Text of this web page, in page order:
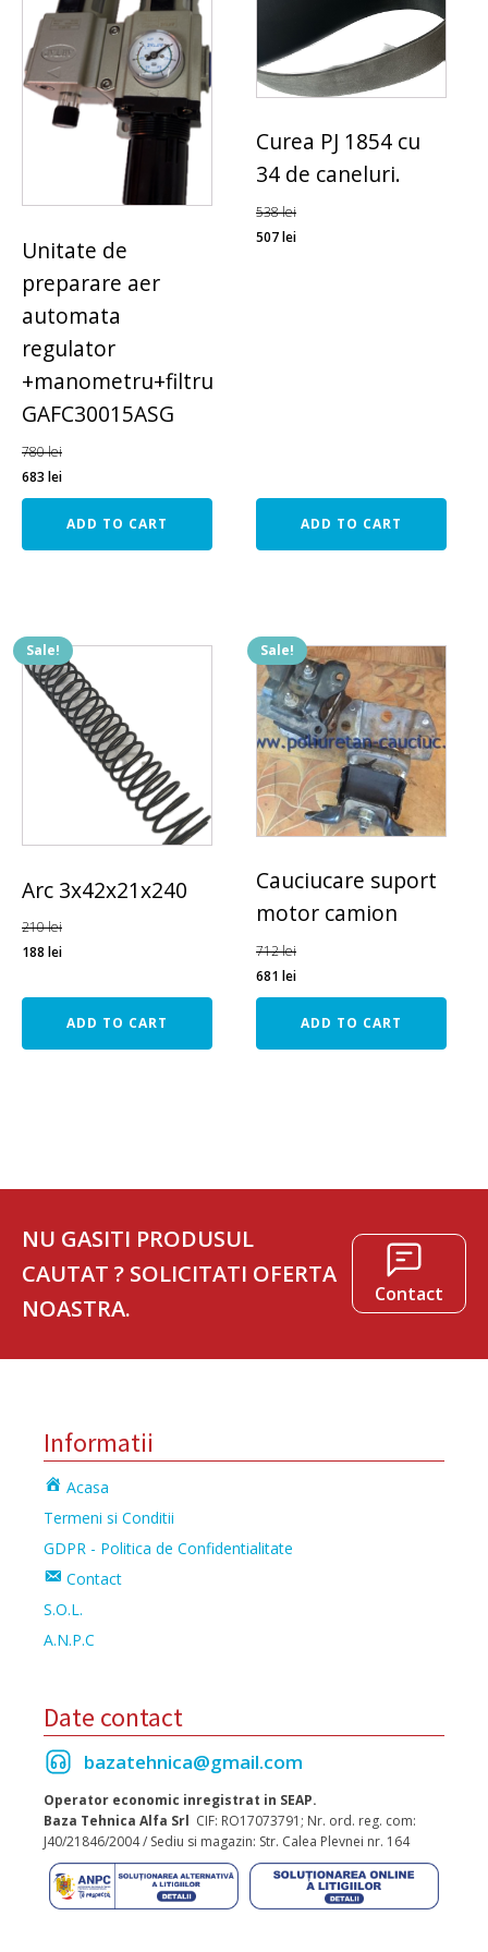
Unitate de
preparare aer
automata
regulator
+manometru+filtru
GAFC30015ASG
780lei
683 lei
ADD TO CART
Curea PJ 1854 cu
34 de caneluri.
538lei
507lei
ADD TO CART
Sale!
Arc 3x42x21x240
210lei
188 lei
ADD TO CART
Sale!
Cauciucare suport
motor camion
712lei
681lei
ADD TO CART
NU GASITI PRODUSUL
CAUTAT ? SOLICITATI OFERTA
NOASTRA.
Contact
Informatii
Acasa
Termeni si Conditii
GDPR - Politica de Confidentialitate
Contact
S.O.L.
A.N.P.C
Date contact
bazatehnica@gmail.com
Operator economic inregistrat in SEAP.
Baza Tehnica Alfa Srl CIF: RO17073791; Nr. ord. reg. com:
J40/21846/2004 / Sediu si magazin: Str. Calea Plevnei nr. 164